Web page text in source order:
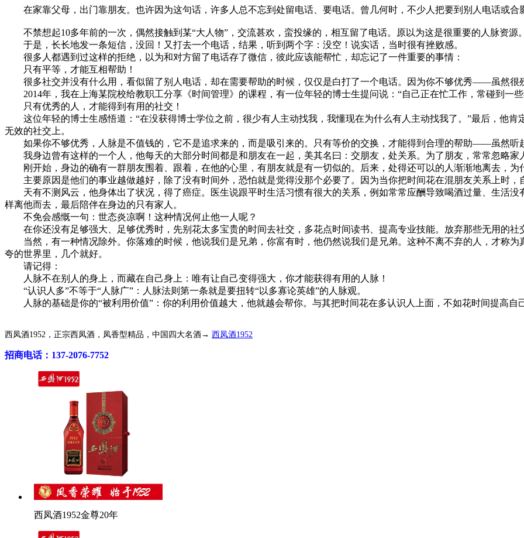
在家靠父母，出门靠朋友。也许因为这句话，许多人总不忘到处留电话、要电话。曾几何时，不少人把要到别人电话或合
不禁想起10多年前的一次，偶然接触到某“大人物”，交流甚欢，蛮投缘的，相互留了电话。原以为这是很重要的人脉资源
于是，长长地发一条短信，没回！又打去一个电话，结果，听到两个字：没空！说实话，当时很有挫败感。
很多人都遇到过这样的拒绝，以为和对方留了电话存了微信，彼此应该能帮忙，却忘记了一件重要的事情：
只有平等，才能互相帮助！
很多社交并没有什么用，看似留了别人电话，却在需要帮助的时候，仅仅是白打了一个电话。因为你不够优秀——虽然很
2014年，我在上海某院校给教职工分享《时间管理》的课程，有一位年轻的博士生提问说：“自己正在忙工作，常碰到一些
只有优秀的人，才能得到有用的社交！
这位年轻的博士生感悟道：“在没获得博士学位之前，很少有人主动找我，我懂现在为什么有人主动找我了。”最后，他肯
无效的社交上。
如果你不够优秀，人脉是不值钱的，它不是追求来的，而是吸引来的。只有等价的交换，才能得到合理的帮助——虽然听
我身边曾有这样的一个人，他每天的大部分时间都是和朋友在一起，美其名曰：交朋友，处关系。为了朋友，常常忽略家
刚开始，身边的确有一群朋友围着、跟着，在他的心里，有朋友就是有一切似的。后来，处得还可以的人渐渐地离去，为
主要原因是他们的事业越做越好，除了没有时间外，恐怕就是觉得没那个必要了。因为当你把时间花在混朋友关系上时，
天有不测风云，他身体出了状况，得了癌症。医生说跟平时生活习惯有很大的关系，例如常常应酬导致喝酒过量、生活没
样离他而去，最后陪伴在身边的只有家人。
不免会感慨一句：世态炎凉啊！这种情况何止他一人呢？
在你还没有足够强大、足够优秀时，先别花太多宝贵的时间去社交，多花点时间读书、提高专业技能。放弃那些无用的社
当然，有一种情况除外。你落难的时候，他说我们是兄弟，你富有时，他仍然说我们是兄弟。这种不离不弃的人，才称为
夸的世界里，几个就好。
请记得：
人脉不在别人的身上，而藏在自己身上：唯有让自己变得强大，你才能获得有用的人脉！
“认识人多”不等于“人脉广”：人脉法则第一条就是要扭转“以多寡论英雄”的人脉观。
人脉的基础是你的“被利用价值”：你的利用价值越大，他就越会帮你。与其把时间花在多认识人上面，不如花时间提高自
西凤酒1952，正宗西凤酒，凤香型精品，中国四大名酒→ 西凤酒1952
招商电话：137-2076-7752
西凤酒1952金尊20年